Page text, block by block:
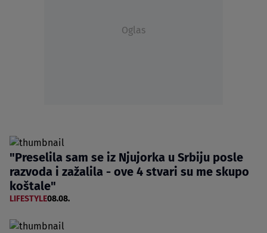
Oglas
"Preselila sam se iz Njujorka u Srbiju posle
razvoda i zažalila - ove 4 stvari su me skupo
koštale"
LIFESTYLE08.08.